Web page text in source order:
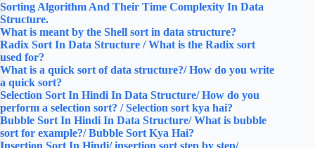
Sorting Algorithm And Their Time Complexity In Data
Structure.
What is meant by the Shell sort in data structure?
Radix Sort In Data Structure / What is the Radix sort
used for?
What is a quick sort of data structure?/ How do you write
a quick sort?
Selection Sort In Hindi In Data Structure/ How do you
perform a selection sort? / Selection sort kya hai?
Bubble Sort In Hindi In Data Structure/ What is bubble
sort for example?/ Bubble Sort Kya Hai?